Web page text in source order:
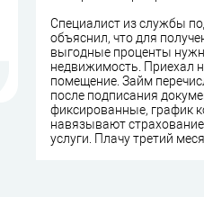
Специалист из службы
объяснил, что для
выгодные проценты
недвижимость. Приехал
помещение. Займ
после подписания
фиксированные, график
навязывают
услуги. Плачу третий